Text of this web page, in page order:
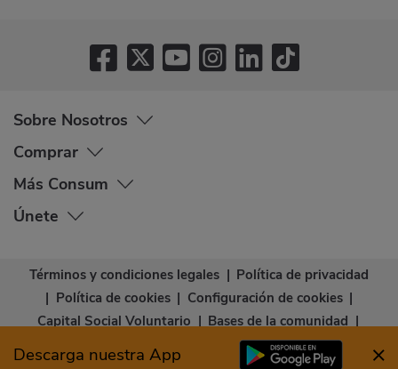
Sobre Nosotros
Comprar
Más Consum
Únete
Descarga nuestra App
Términos y condiciones legales | Política de privacidad
| Política de cookies | Configuración de cookies |
Capital Social Voluntario | Bases de la comunidad |
Declaración de accesibilidad